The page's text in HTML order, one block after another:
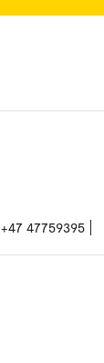
+47 47759395